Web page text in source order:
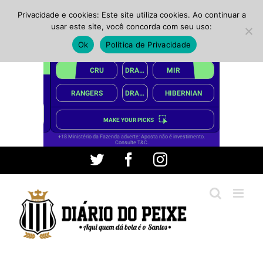
conteúdo
Twitter FacebookInstagram
Privacidade e cookies: Este site utiliza cookies. Ao continuar a
usar este site, você concorda com seu uso:
Ok
Política de Privacidade